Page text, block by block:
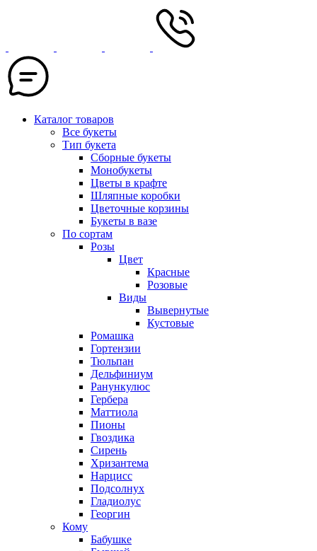
Каталог товаров
Все букеты
Тип букета
Сборные букеты
Монобукеты
Цветы в крафте
Шляпные коробки
Цветочные корзины
Букеты в вазе
По сортам
Розы
Цвет
Красные
Розовые
Виды
Вывернутые
Кустовые
Ромашка
Гортензии
Тюльпан
Дельфиниум
Ранункулюс
Гербера
Маттиола
Пионы
Гвоздика
Сирень
Хризантема
Нарцисс
Подсолнух
Гладиолус
Георгин
Кому
Бабушке